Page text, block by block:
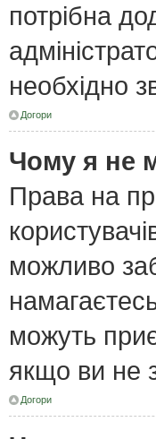
потрібна
необхідно
Догори
Чому я не
Права на
можливо
можуть
якщо ви не
Догори